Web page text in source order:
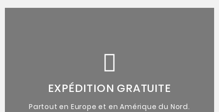
EXPÉDITION GRATUITE
Partout en Europe et en Amérique du Nord.
Oeuvres originales uniques